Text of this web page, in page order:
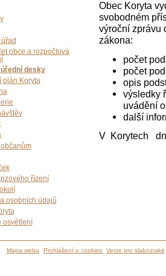
obce a rozpočtová
desky
plán Koryta
občanům
řízení
osobních údajů
osvětlení
Obec Koryta
svobodném
výroční zprávu
zákona:
počet
počet
opis
výsledky
uvádění
další
V Korytech
Mapa webu Prohlášení o cookies Verze pro slabozraké